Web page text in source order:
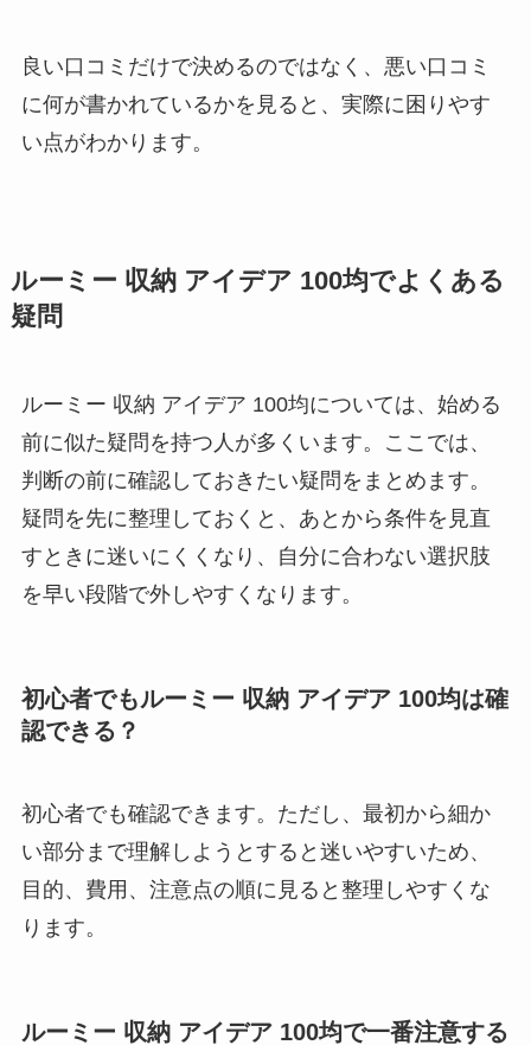
良い口コミだけで決めるのではなく、悪い口コミ
に何が書かれているかを見ると、実際に困りやす
い点がわかります。
ルーミー 収納 アイデア 100均でよくある
疑問
ルーミー 収納 アイデア 100均については、始める
前に似た疑問を持つ人が多くいます。ここでは、
判断の前に確認しておきたい疑問をまとめます。
疑問を先に整理しておくと、あとから条件を見直
すときに迷いにくくなり、自分に合わない選択肢
を早い段階で外しやすくなります。
初心者でもルーミー 収納 アイデア 100均は確
認できる？
初心者でも確認できます。ただし、最初から細か
い部分まで理解しようとすると迷いやすいため、
目的、費用、注意点の順に見ると整理しやすくな
ります。
ルーミー 収納 アイデア 100均で一番注意する